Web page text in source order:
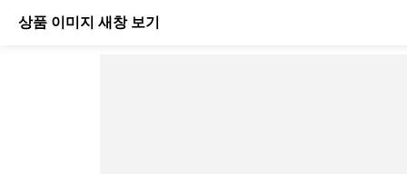
상품 이미지 새창 보기